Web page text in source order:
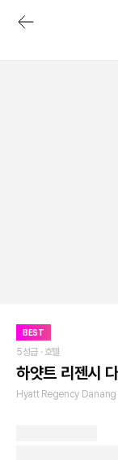
BEST
5성급 · 호텔
하얏트 리젠시
Hyatt Regency Danang